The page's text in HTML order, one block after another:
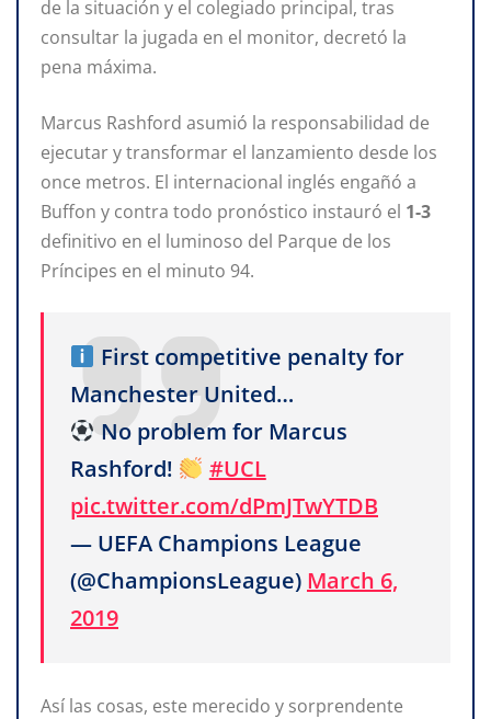
de la situación y el colegiado principal, tras
consultar la jugada en el monitor, decretó la
pena máxima.
Marcus Rashford asumió la responsabilidad de
ejecutar y transformar el lanzamiento desde los
once metros. El internacional inglés engañó a
Buffon y contra todo pronóstico instauró el 1-3
definitivo en el luminoso del Parque de los
Príncipes en el minuto 94.
First competitive penalty for
Manchester United…
No problem for Marcus
Rashford!
#UCL
pic.twitter.com/dPmJTwYTDB
— UEFA Champions League
(@ChampionsLeague) March 6,
2019
Así las cosas, este merecido y sorprendente